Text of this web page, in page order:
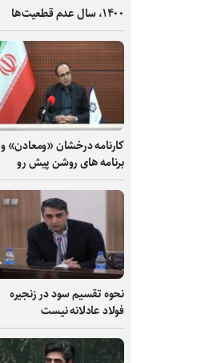
۱۴۰۰، سال عدم قطعیت‌ها
کارنامه درخشان «ومعادن» و
برنامه های روشن پیش رو
نحوه تقسیم سود در زنجیره
فولاد عادلانه نیست